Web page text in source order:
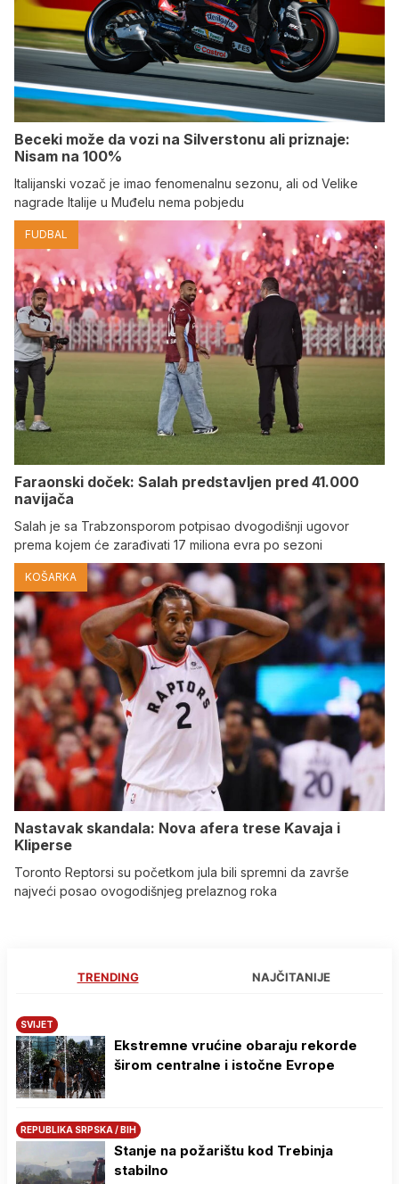
Beceki može da vozi na Silverstonu ali priznaje:
Nisam na 100%
Italijanski vozač je imao fenomenalnu sezonu, ali od Velike
nagrade Italije u Muđelu nema pobjedu
FUDBAL
Faraonski doček: Salah predstavljen pred 41.000
navijača
Salah je sa Trabzonsporom potpisao dvogodišnji ugovor
prema kojem će zarađivati 17 miliona evra po sezoni
KOŠARKA
Nastavak skandala: Nova afera trese Kavaja i
Kliperse
Toronto Reptorsi su početkom jula bili spremni da završe
najveći posao ovogodišnjeg prelaznog roka
TRENDING NAJČITANIJE
SVIJET
Ekstremne vrućine obaraju rekorde
širom centralne i istočne Evrope
REPUBLIKA SRPSKA / BIH
Stanje na požarištu kod Trebinja
stabilno